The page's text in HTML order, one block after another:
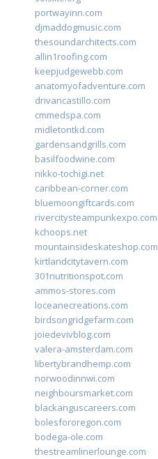
portwayinn.com
djmaddogmusic.com
thesoundarchitects.com
allin1roofing.com
keepjudgewebb.com
anatomyofadventure.com
drivancastillo.com
cmmedspa.com
midletontkd.com
gardensandgrills.com
basilfoodwine.com
nikko-tochigi.net
caribbean-corner.com
bluemoongiftcards.com
rivercitysteampunkexpo.com
kchoops.net
mountainsideskateshop.com
kirtlandcitytavern.com
301nutritionspot.com
ammos-stores.com
loceanecreations.com
birdsongridgefarm.com
joiedevivblog.com
valera-amsterdam.com
libertybrandhemp.com
norwoodinnwi.com
neighboursmarket.com
blackanguscareers.com
bolesfororegon.com
bodega-ole.com
thestreamlinerlounge.com